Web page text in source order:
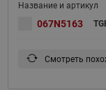
067N5163
Смотреть